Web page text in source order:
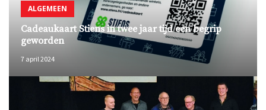
ALGEMEEN
Cadeaukaart Stiens in twee jaar tijd een begrip
geworden
7 april 2024